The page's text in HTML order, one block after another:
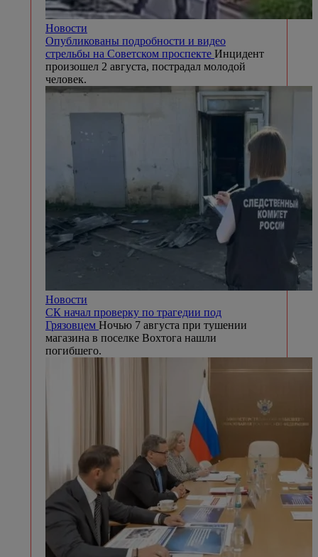
Новости
Опубликованы подробности и видео
стрельбы на Советском проспекте Инцидент
произошел 2 августа, пострадал молодой
человек.
Новости
СК начал проверку по трагедии под
Грязовцем Ночью 7 августа при тушении
магазина в поселке Вохтога нашли
погибшего.